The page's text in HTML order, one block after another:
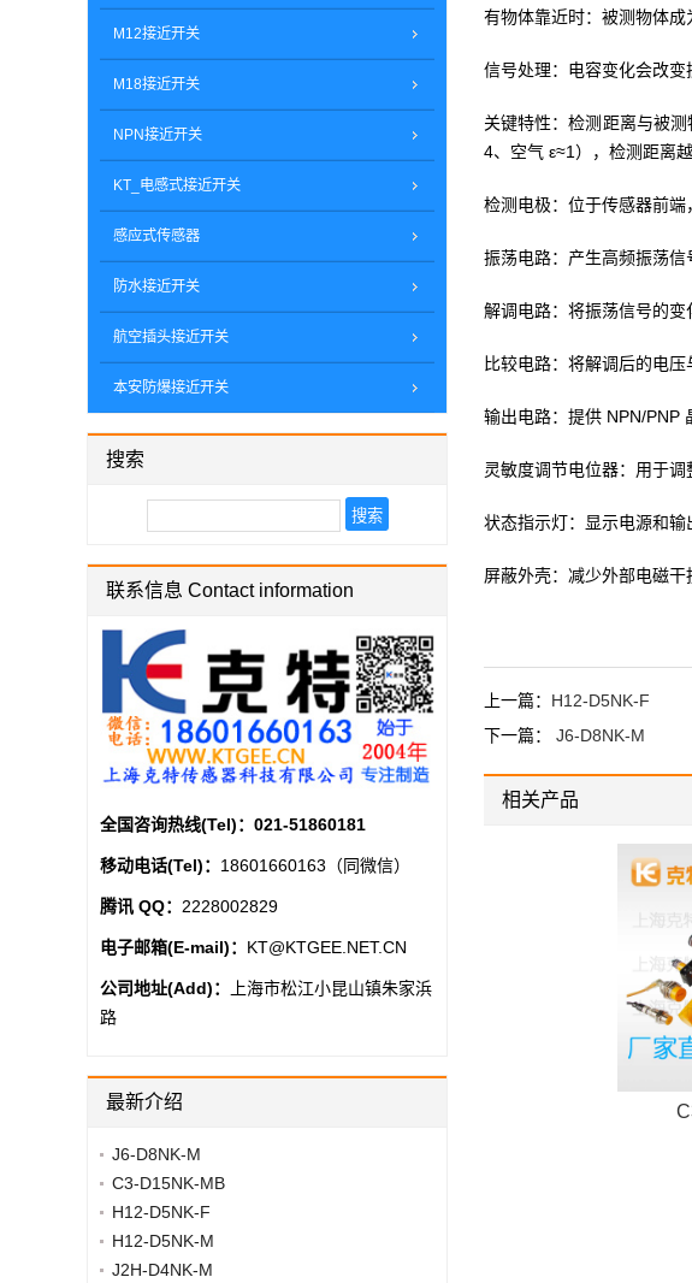
有物体靠近时：被测物体
信号处理：电容变化会改
关键特性：检测距离与被
4、空气 ε≈1），检测距离越
检测电极：位于传感器前
振荡电路：产生高频振荡
解调电路：将振荡信号的
比较电路：将解调后的电
输出电路：提供 NPN/PNP
灵敏度调节电位器：用于
状态指示灯：显示电源和输
屏蔽外壳：减少外部电磁
上一篇： H12-D5NK-F
下一篇： J6-D8NK-M
相关产品
BCS00M2
CLF5-1K_克特
M12接近开关
M18接近开关
NPN接近开关
KT_电感式接近开关
感应式传感器
防水接近开关
航空插头接近开关
本安防爆接近开关
搜索
联系信息 Contact information
全国咨询热线(Tel)： 021-51860181
移动电话(Tel)： 18601660163（同微信）
腾讯 QQ： 2228002829
电子邮箱(E-mail)： KT@KTGEE.NET.CN
公司地址(Add)：
上海市松江小昆山镇朱家浜
路
最新介绍
J6-D8NK-M
C3-D15NK-MB
H12-D5NK-F
H12-D5NK-M
J2H-D4NK-M